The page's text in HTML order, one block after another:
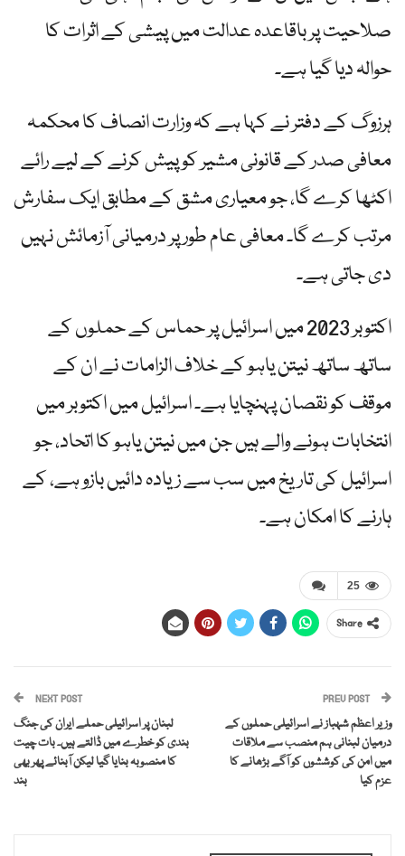
صلاحیت پر باقاعدہ عدالت میں پیشی کے اثرات کا
حوالہ دیا گیا ہے۔
ہرزوگ کے دفتر نے کہا ہے کہ وزارت انصاف کا محکمہ
معافی صدر کے قانونی مشیر کو پیش کرنے کے لیے رائے
اکٹھا کرے گا، جو معیاری مشق کے مطابق ایک سفارش
مرتب کرے گا۔ معافی عام طور پر درمیانی آزمائش نہیں
دی جاتی ہے۔
اکتوبر 2023 میں اسرائیل پر حماس کے حملوں کے
ساتھ ساتھ نیتن یاہو کے خلاف الزامات نے ان کے
موقف کو نقصان پہنچایا ہے۔ اسرائیل میں اکتوبر میں
انتخابات ہونے والے ہیں جن میں نیتن یاہو کا اتحاد، جو
اسرائیل کی تاریخ میں سب سے زیادہ دائیں بازو ہے، کے
ہارنے کا امکان ہے۔
25
Share
PREV POST
وزیر اعظم شہباز نے اسرائیلی حملوں کے
درمیان لبنانی ہم منصب سے ملاقات
میں امن کی کوششوں کو آگے بڑھانے کا
عزم کیا
NEXT POST
لبنان پر اسرائیلی حملے ایران کی جنگ
بندی کو خطرے میں ڈالتے ہیں۔ بات چیت
کا منصوبہ بنایا گیا لیکن آبنائے پھر بھی
بند